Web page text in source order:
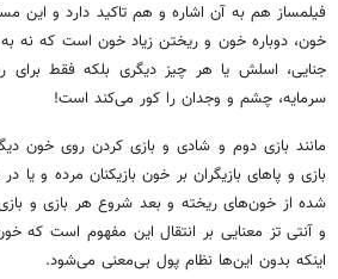
فیلمساز هم به آن اشاره و هم تاکید دارد و
خون، دوباره خون و ریختن زیاد خون است که نه
جنایی، اسلش یا هر چیز دیگری بلکه فقط
سرمایه، چشم و وجدان را کور می‌کند است!
مانند بازی دوم و شادی و بازی کردن روی خون
بازی و پاهای بازیگران بر خون بازیکنان مرده و یا
شده از خون‌های ریخته و بعد شروع هر بازی و
وآنتیتز معنایی بر انتقال این مفهوم است که
اینکه بدون این‌ها نظام پول بی‌معنی می‌شود.